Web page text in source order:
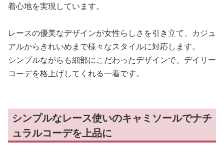
着心地を実現しています。
レースの優美なデザインが女性らしさを引き立て、カジュ
アルからきれいめまで様々なスタイルに対応します。
シンプルながらも細部にこだわったデザインで、デイリー
コーデを格上げしてくれる一着です。
シンプルなレース使いのキャミソールでナチ
ュラルコーデを上品に